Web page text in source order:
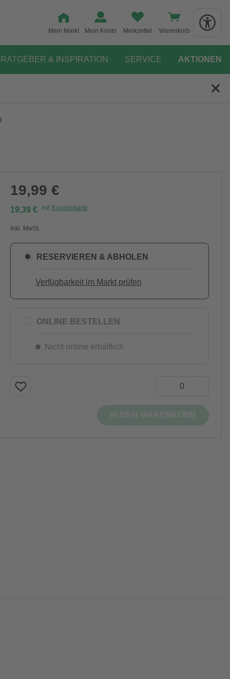
Mein Markt Mein Konto Merkzettel Warenkorb
RATGEBER & INSPIRATION SERVICE AKTIONEN
19,99 €
19,39 € mit Kundenkarte
Inkl. MwSt.
RESERVIEREN & ABHOLEN
Verfügbarkeit im Markt prüfen
ONLINE BESTELLEN
Nicht online erhältlich